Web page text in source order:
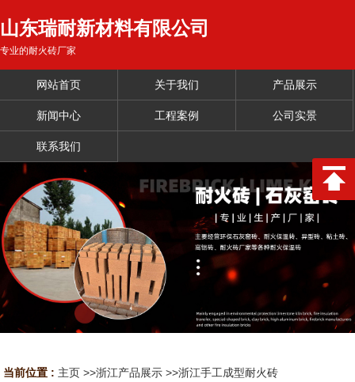
山东瑞耐新材料有限公司
专业的耐火砖厂家
网站首页 关于我们 产品展示
新闻中心 工程案例 公司实景
联系我们
当前位置 : 主页 >>浙江产品展示 >>浙江手工成型耐火砖